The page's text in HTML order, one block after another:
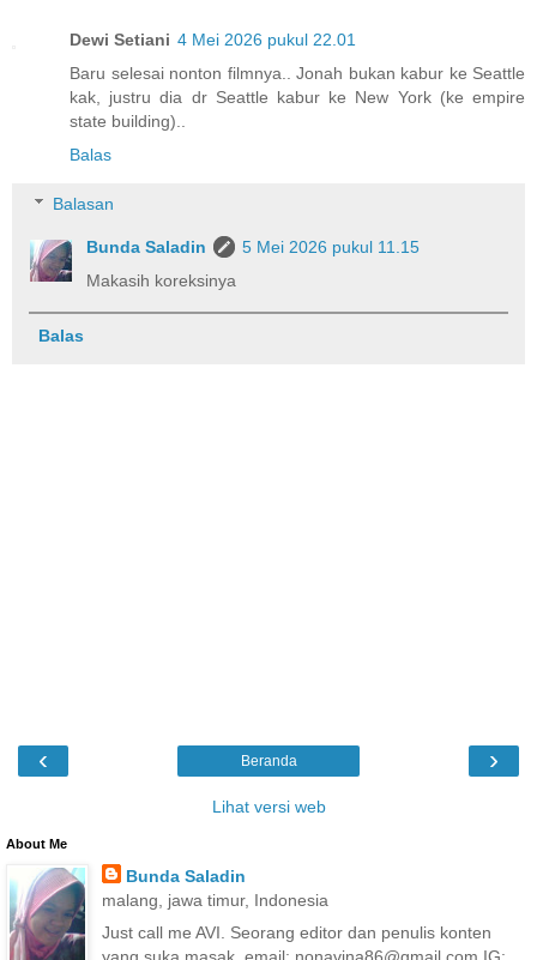
Dewi Setiani 4 Mei 2026 pukul 22.01
Baru selesai nonton filmnya.. Jonah bukan kabur ke Seattle
kak, justru dia dr Seattle kabur ke New York (ke empire
state building)..
Balas
Balasan
Bunda Saladin
5 Mei 2026 pukul 11.15
Makasih koreksinya
Balas
‹ ›
Beranda
Lihat versi web
About Me
Bunda Saladin
malang, jawa timur, Indonesia
Just call me AVI. Seorang editor dan penulis konten
yang suka masak. email: nonavina86@gmail.com IG: